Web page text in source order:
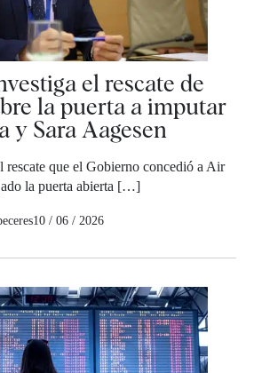
el rescate de
la puerta a imputar
y Sara Aagesen
rescate que el Gobierno concedió a Air
la puerta abierta […]
10 / 06 / 2026